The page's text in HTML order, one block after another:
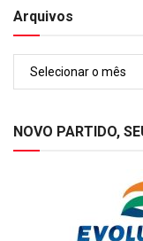
Arquivos
NOVO PARTIDO,